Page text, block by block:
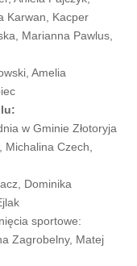
Karwan, Kacper
Marianna Pawlus,
Amelia
w Gminie Złotoryja
Michalina Czech,
Dominika
sportowe:
Zagrobelny, Matej